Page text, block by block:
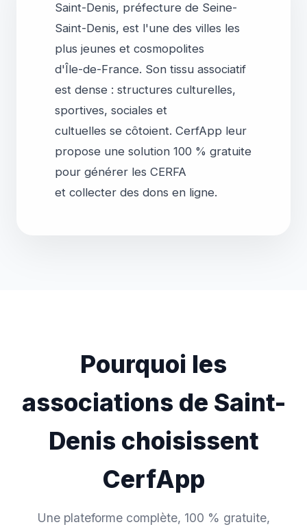
Saint-Denis, préfecture de Seine-
Saint-Denis, est l'une des villes les
plus jeunes et cosmopolites
d'Île-de-France. Son tissu associatif
est dense : structures culturelles,
sportives, sociales et
cultuelles se côtoient. CerfApp leur
propose une solution 100 % gratuite
pour générer les CERFA
Pourquoi les
associations de Saint-
Denis choisissent
CerfApp
Une plateforme complète, 100 % gratuite,